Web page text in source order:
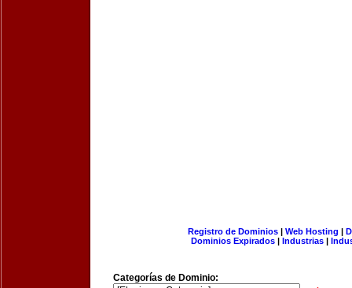
Registro de Dominios| Web Hosting |
Dominios Expirados | Industrias |
Categorías de Dominio: